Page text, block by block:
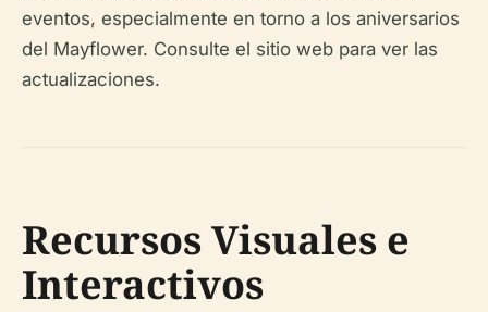
eventos, especialmente en torno a los aniversarios
del Mayflower. Consulte el sitio web para ver las
actualizaciones.
Recursos Visuales e
Interactivos